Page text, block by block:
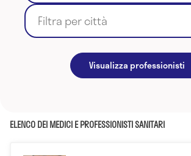
Filtra per città
Visualizza professionisti
ELENCO DEI MEDICI E PROFESSIONISTI SANITARI